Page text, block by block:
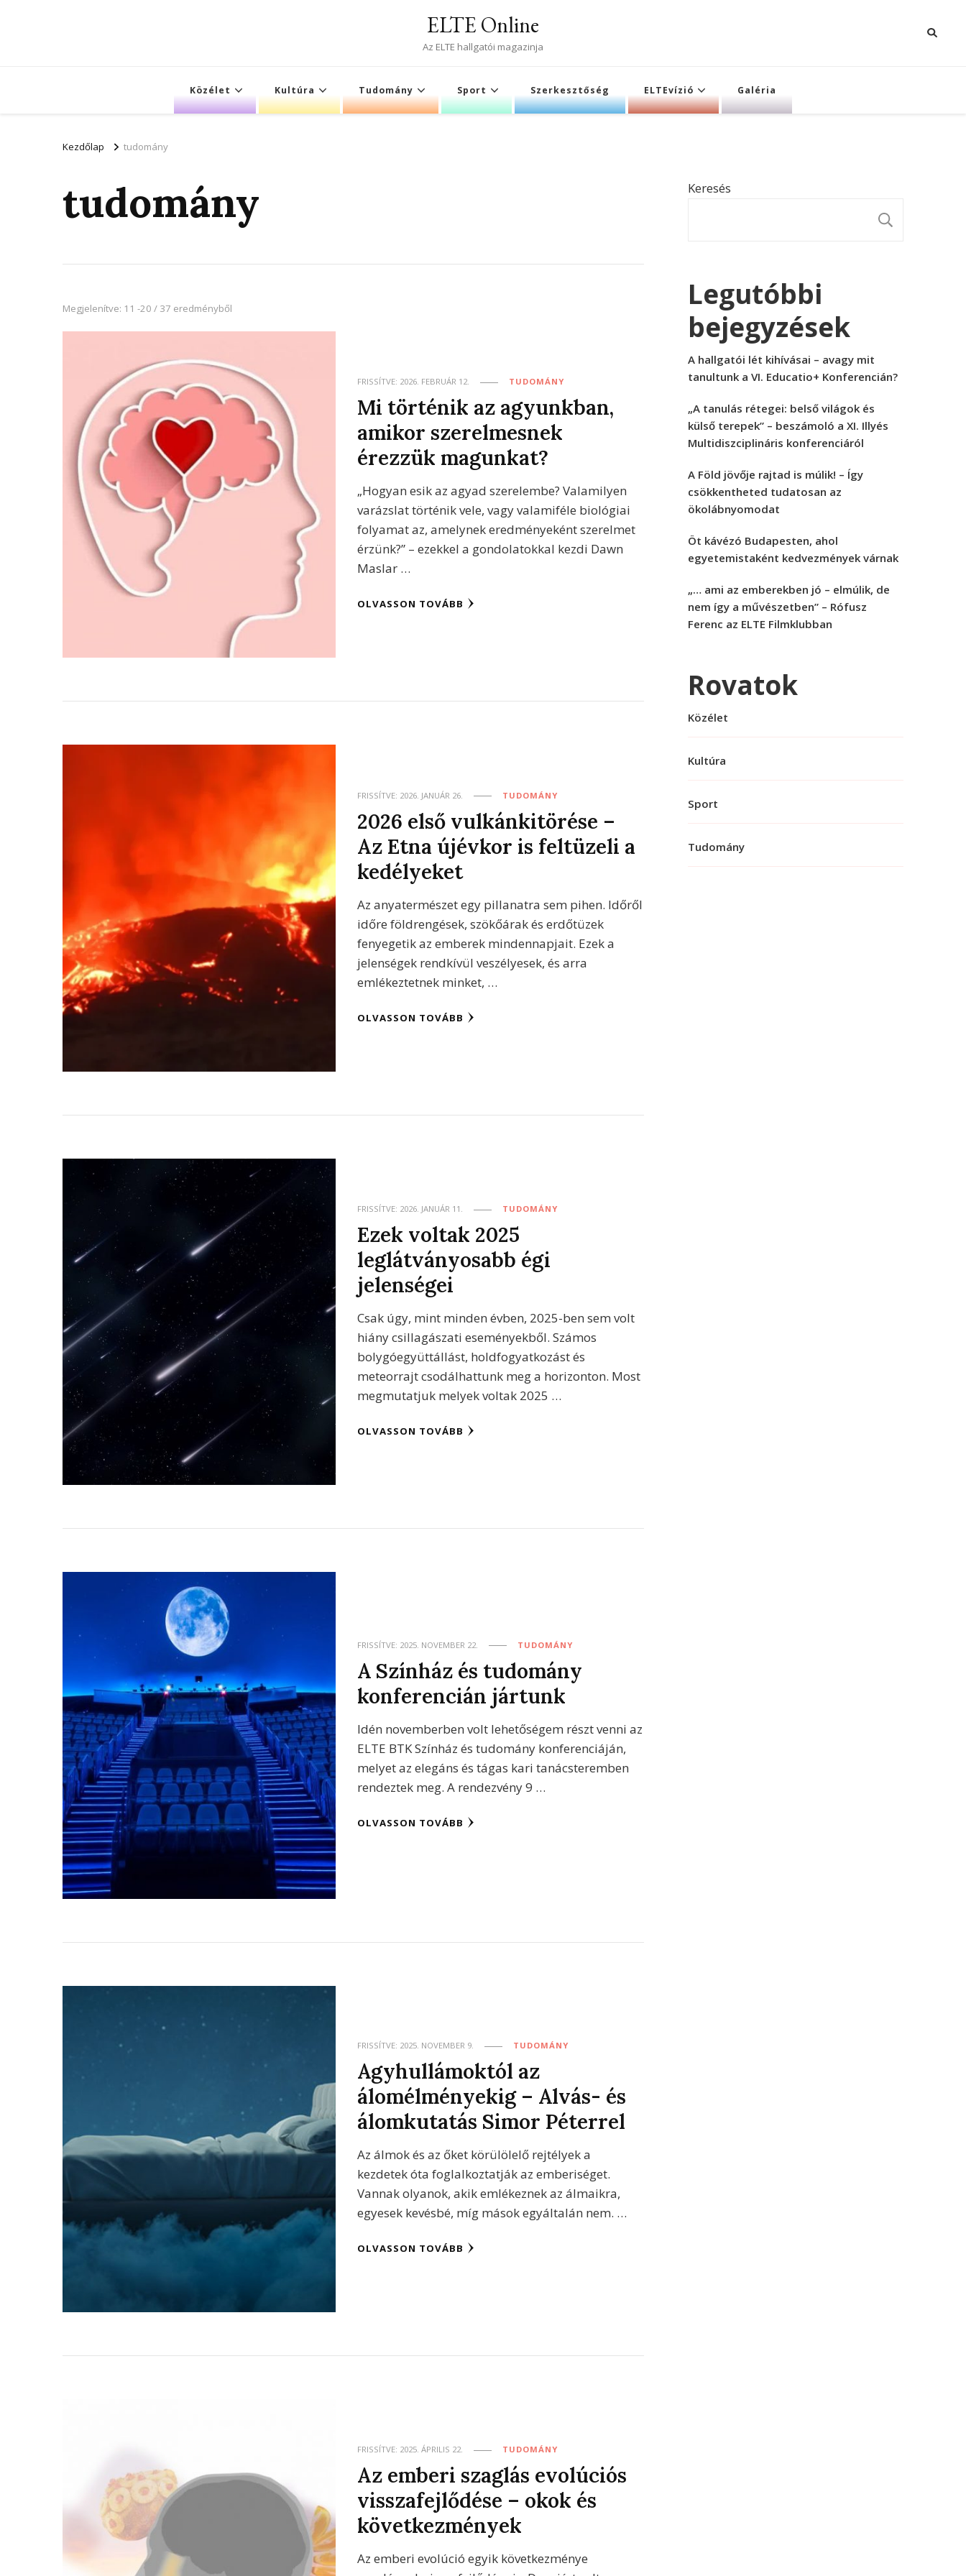
ELTE Online
Az ELTE hallgatói magazinja
Közélet Kultúra Tudomány Sport Szerkesztőség ELTEvízió Galéria
Kezdőlap tudomány
tudomány
Megjelenítve: 11 -20 / 37 eredményből
FRISSÍTVE: 2026. FEBRUÁR 12. TUDOMÁNY
Mi történik az agyunkban,
amikor szerelmesnek
érezzük magunkat?
„Hogyan esik az agyad szerelembe? Valamilyen
varázslat történik vele, vagy valamiféle biológiai
folyamat az, amelynek eredményeként szerelmet
érzünk?” – ezekkel a gondolatokkal kezdi Dawn
Maslar …
OLVASSON TOVÁBB
FRISSÍTVE: 2026. JANUÁR 26. TUDOMÁNY
2026 első vulkánkitörése –
Az Etna újévkor is feltüzeli a
kedélyeket
Az anyatermészet egy pillanatra sem pihen. Időről
időre földrengések, szökőárak és erdőtüzek
fenyegetik az emberek mindennapjait. Ezek a
jelenségek rendkívül veszélyesek, és arra
emlékeztetnek minket, …
OLVASSON TOVÁBB
FRISSÍTVE: 2026. JANUÁR 11. TUDOMÁNY
Ezek voltak 2025
leglátványosabb égi
jelenségei
Csak úgy, mint minden évben, 2025-ben sem volt
hiány csillagászati eseményekből. Számos
bolygóegyüttállást, holdfogyatkozást és
meteorrajt csodálhattunk meg a horizonton. Most
megmutatjuk melyek voltak 2025 …
OLVASSON TOVÁBB
FRISSÍTVE: 2025. NOVEMBER 22. TUDOMÁNY
A Színház és tudomány
konferencián jártunk
Idén novemberben volt lehetőségem részt venni az
ELTE BTK Színház és tudomány konferenciáján,
melyet az elegáns és tágas kari tanácsteremben
rendeztek meg. A rendezvény 9 …
OLVASSON TOVÁBB
FRISSÍTVE: 2025. NOVEMBER 9. TUDOMÁNY
Agyhullámoktól az
álomélményekig – Alvás- és
álomkutatás Simor Péterrel
Az álmok és az őket körülölelő rejtélyek a
kezdetek óta foglalkoztatják az emberiséget.
Vannak olyanok, akik emlékeznek az álmaikra,
egyesek kevésbé, míg mások egyáltalán nem. …
OLVASSON TOVÁBB
FRISSÍTVE: 2025. ÁPRILIS 22. TUDOMÁNY
Az emberi szaglás evolúciós
visszafejlődése – okok és
következmények
Az emberi evolúció egyik következménye
Keresés
Legutóbbi
bejegyzések
A hallgatói lét kihívásai – avagy mit
tanultunk a VI. Educatio+ Konferencián?
„A tanulás rétegei: belső világok és
külső terepek” – beszámoló a XI. Illyés
Multidiszciplináris konferenciáról
A Föld jövője rajtad is múlik! – Így
csökkentheted tudatosan az
ökolábnyomodat
Öt kávézó Budapesten, ahol
egyetemistaként kedvezmények várnak
„… ami az emberekben jó – elmúlik, de
nem így a művészetben” – Rófusz
Ferenc az ELTE Filmklubban
Rovatok
Közélet
Kultúra
Sport
Tudomány